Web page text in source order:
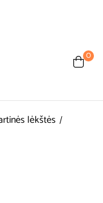
0
lėkštės